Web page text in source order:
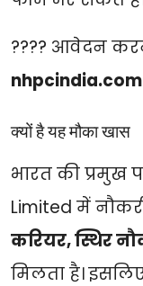
???? आवेदन
nhpcindia.com
क्यों है यह मौका खास
भारत की प्रमुख
Limited में
करियर, स्थिर
मिलता है।